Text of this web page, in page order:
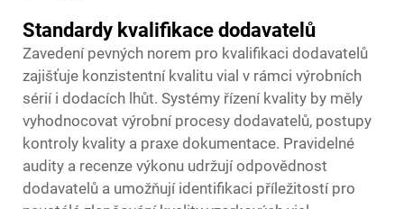
Standardy kvalifikace dodavatelů
Zavedení pevných norem pro kvalifikaci dodavatelů
zajišťuje konzistentní kvalitu vial v rámci výrobních
sérií i dodacích lhůt. Systémy řízení kvality by měly
vyhodnocovat výrobní procesy dodavatelů, postupy
kontroly kvality a praxe dokumentace. Pravidelné
audity a recenze výkonu udržují odpovědnost
dodavatelů a umožňují identifikaci příležitostí pro